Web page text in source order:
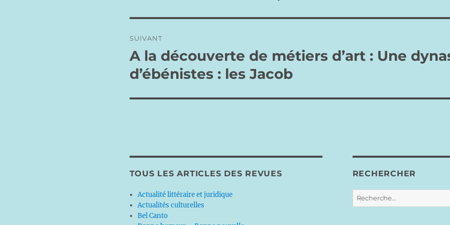
SUIVANT
Publication
suivante :
A la découverte de métiers d’art : Une
d’ébénistes : les Jacob
TOUS LES ARTICLES DES REVUES
Actualité littéraire et juridique
Actualités culturelles
Bel Canto
RECHERCHER
Recherche
pour :